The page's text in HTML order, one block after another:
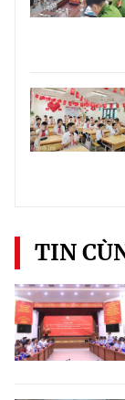
TIN